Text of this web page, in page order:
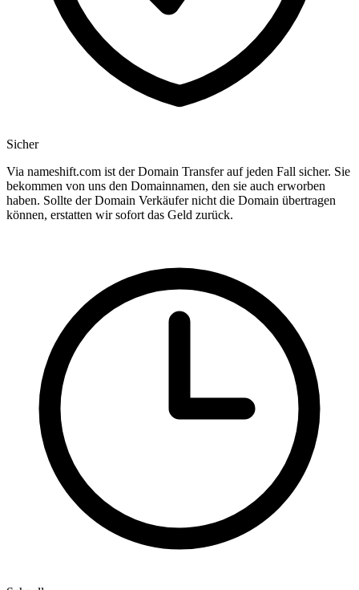
Sicher
Via nameshift.com ist der Domain Transfer auf jeden Fall sicher. Sie
bekommen von uns den Domainnamen, den sie auch erworben
haben. Sollte der Domain Verkäufer nicht die Domain übertragen
können, erstatten wir sofort das Geld zurück.